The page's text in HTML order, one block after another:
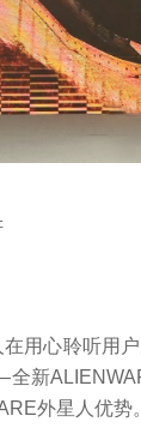
用心聆听用
新
外星人优势。
海信举办的 “中国变
会上，原国家质检